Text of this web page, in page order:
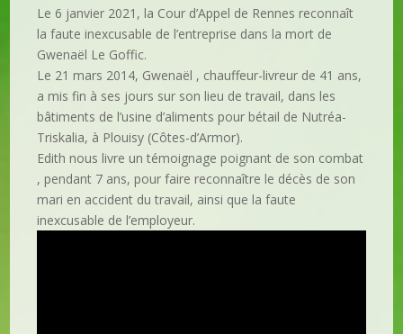
Le 6 janvier 2021, la Cour d’Appel de Rennes reconnaît
la faute inexcusable de l’entreprise dans la mort de
Gwenaël Le Goffic.
Le 21 mars 2014, Gwenaël , chauffeur-livreur de 41 ans,
a mis fin à ses jours sur son lieu de travail, dans les
bâtiments de l’usine d’aliments pour bétail de Nutréa-
Triskalia, à Plouisy (Côtes-d’Armor).
Edith nous livre un témoignage poignant de son combat
, pendant 7 ans, pour faire reconnaître le décès de son
mari en accident du travail, ainsi que la faute
inexcusable de l’employeur.